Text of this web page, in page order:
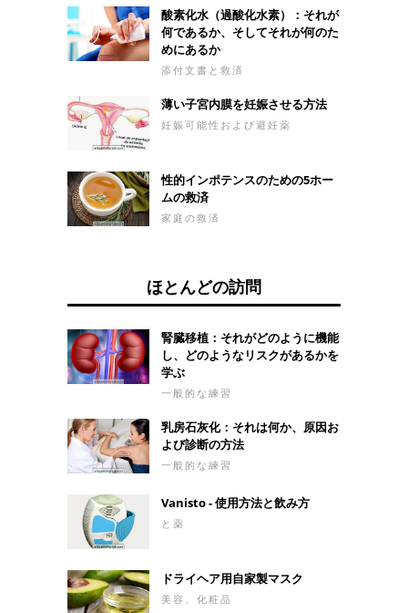
ん。 2.救急車を呼び出
す 梗塞の症状を特定し
た後、SAMU 192に電
話するか、民間のモバ
イルサービスに電話す
ることをお勧めしま
す。 3.被害者を静める
症状の存在下では、冒
された人は非常に不安
状の重症度および重症
度を悪化させる可能性
があります。 人の群衆
かつ静かに呼吸するよ
うに頼むことをお勧め
る ベ
酸素化水（過酸化水素）：それが
何であるか、そしてそれが何のた
めにあるか
添付文書と救済
薄い子宮内膜を妊娠させる方法
妊娠可能性および避妊薬
性的インポテンスのための5ホー
ムの救済
家庭の救済
ほとんどの訪問
腎臓移植：それがどのように機能
し、どのようなリスクがあるかを
学ぶ
一般的な練習
乳房石灰化：それは何か、原因お
よび診断の方法
一般的な練習
Vanisto - 使用方法と飲み方
と薬
ドライヘア用自家製マスク
美容、化粧品